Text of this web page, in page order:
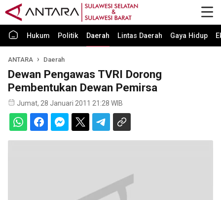
Hukum Politik Daerah Lintas Daerah Gaya Hidup
ANTARA Daerah
Dewan Pengawas TVRI Dorong
Pembentukan Dewan Pemirsa
Jumat, 28 Januari 2011 21:28 WIB